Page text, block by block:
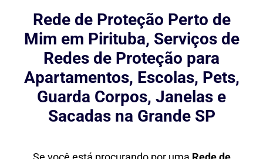
Rede de Proteção Perto de
Mim em Pirituba, Serviços de
Redes de Proteção para
Apartamentos, Escolas, Pets,
Guarda Corpos, Janelas e
Sacadas na Grande SP